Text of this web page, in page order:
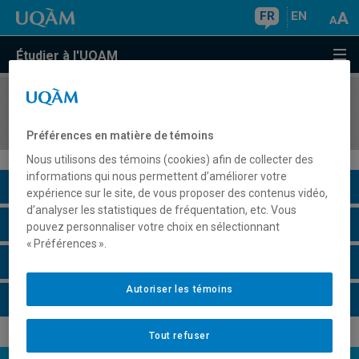
FR EN
Étudier à l'UQAM
COURS//
Description du cours
Horaire - Été 2026
Préférences en matière de témoins
Nous utilisons des témoins (cookies) afin de collecter des
informations qui nous permettent d’améliorer votre
expérience sur le site, de vous proposer des contenus vidéo,
d’analyser les statistiques de fréquentation, etc. Vous
pouvez personnaliser votre choix en sélectionnant
« Préférences ».
Tout refuser
Autoriser les témoins